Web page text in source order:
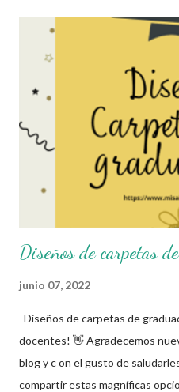
Diseños de carpetas
junio 07, 2022
Diseños de carpetas de
docentes! 👋 Agradecemos
blog y c on el gusto de
compartir estas magníficas